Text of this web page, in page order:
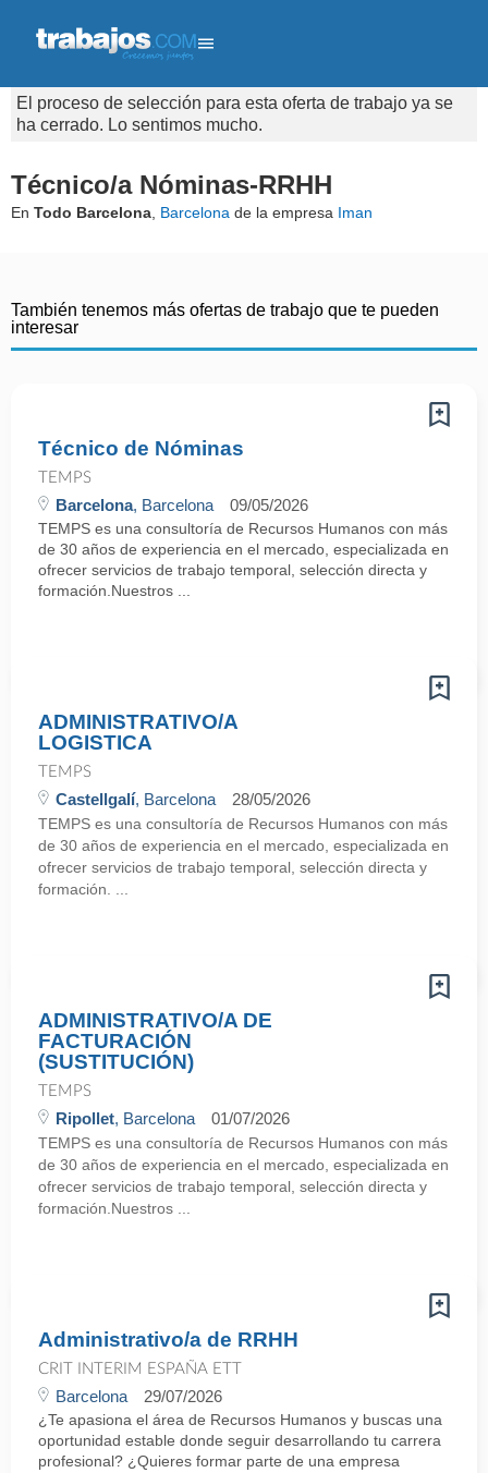
El proceso de selección para esta oferta de trabajo ya se
ha cerrado. Lo sentimos mucho.
Técnico/a Nóminas-RRHH
En Todo Barcelona Barcelona de la empresa Iman
También tenemos más ofertas de trabajo que te pueden
interesar
Técnico de Nóminas
TEMPS
Barcelona, Barcelona 09/05/2026
TEMPS es una consultoría de Recursos Humanos con más
de 30 años de experiencia en el mercado, especializada en
ofrecer servicios de trabajo temporal, selección directa y
formación.Nuestros ...
ADMINISTRATIVO/A
LOGISTICA
TEMPS
Castellgalí, Barcelona 28/05/2026
TEMPS es una consultoría de Recursos Humanos con más
de 30 años de experiencia en el mercado, especializada en
ofrecer servicios de trabajo temporal, selección directa y
formación. ...
ADMINISTRATIVO/A DE
FACTURACIÓN
(SUSTITUCIÓN)
TEMPS
Ripollet, Barcelona 01/07/2026
TEMPS es una consultoría de Recursos Humanos con más
de 30 años de experiencia en el mercado, especializada en
ofrecer servicios de trabajo temporal, selección directa y
formación.Nuestros ...
Administrativo/a de RRHH
CRIT INTERIM ESPAÑA ETT
Barcelona 29/07/2026
¿Te apasiona el área de Recursos Humanos y buscas una
oportunidad estable donde seguir desarrollando tu carrera
profesional? ¿Quieres formar parte de una empresa